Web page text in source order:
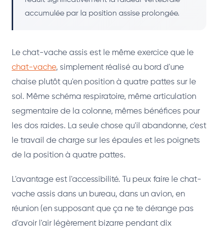
accumulée par la position assise prolongée.
Le chat-vache assis est le même exercice que le
chat-vache, simplement réalisé au bord d'une
chaise plutôt qu'en position à quatre pattes sur le
sol. Même schéma respiratoire, même articulation
segmentaire de la colonne, mêmes bénéfices pour
les dos raides. La seule chose qu'il abandonne, c'est
le travail de charge sur les épaules et les poignets
de la position à quatre pattes.
L'avantage est l'accessibilité. Tu peux faire le chat-
vache assis dans un bureau, dans un avion, en
réunion (en supposant que ça ne te dérange pas
d'avoir l'air légèrement bizarre pendant dix